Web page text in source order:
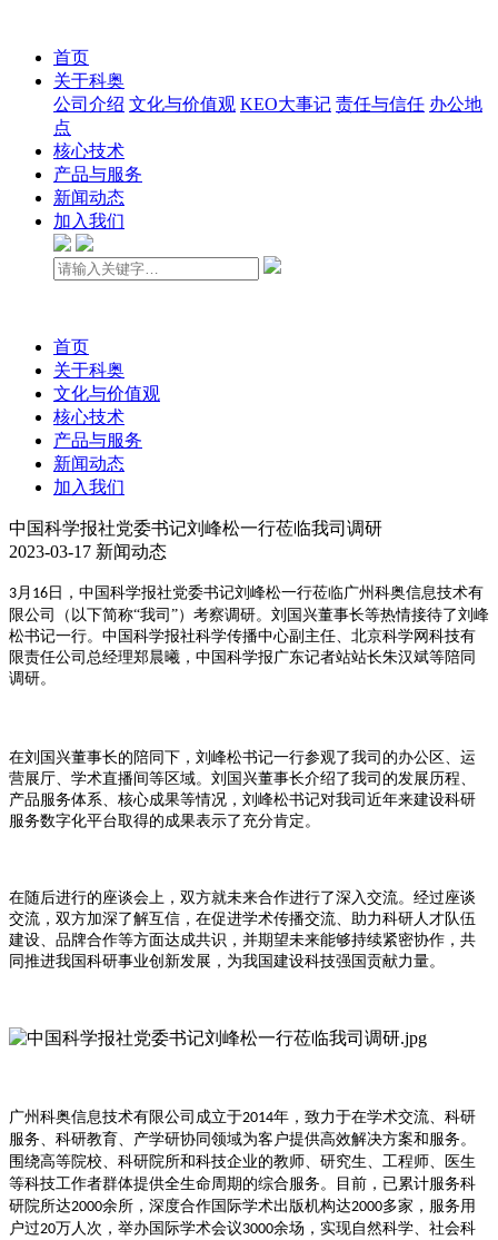
首页
关于科奥
公司介绍 文化与价值观 KEO大事记 责任与信任 办公地
点
核心技术
产品与服务
新闻动态
加入我们
首页
关于科奥
文化与价值观
核心技术
产品与服务
新闻动态
加入我们
中国科学报社党委书记刘峰松一行莅临我司调研
2023-03-17 新闻动态
3月 16 日 ，中国科学报社党委书记刘峰松一行莅临广州科奥信息技术有
限公司
（ 以下简称“我司”） 考察调研。刘国兴董事长等热情接待了刘峰
松书记一行。 中 国科学报社科学传播中心副主任、北京科学网科技有
限责任公司总经理郑晨曦，中国科学报广东记者站站长朱汉斌等陪同
调研。
在刘国兴董事长的陪同下， 刘峰松书记一行参观了我司的办公区、运
营展厅、学术直播间等区域。刘国兴董事长介绍了我司的发展历程、
产品服务体系、核心成果等情况， 刘峰松书记对我司近年来建设科研
服务数字化平台取得的成果表示了充分肯定。
在随后进行的座谈会上，双方就未来合作进行了深入交流。经过座谈
交流，双方加深了解互信，在促进学术传播交流、助力科研人才队伍
建设、品牌合作等方面达成共识，并期望未来能够持续紧密协作，共
同推进我国科研事业创新发展，为我国建设科技强国贡献力量。
广州科奥信息技术有限公司成立于2014年，致力于在学术交流、科研
服务、科研教育、产学研协同领域为客户提供高效解决方案和服务。
围绕高等院校、科研院所和科技企业的教师、研究生、工程师、医生
等科技工作者群体提供全生命周期的综合服务。目前，已累计服务科
研院所达2000余所，深度合作国际学术出版机构达2000多家，服务用
户过20万人次，举办国际学术会议3000余场，实现自然科学、社会科